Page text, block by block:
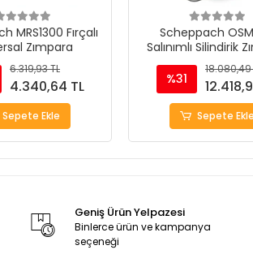
MRS1300 Fırçalı
Zımpara
6.319,93 TL
4.340,64 TL
Sepete Ekle
Scheppach
Salınımlı Silindirik
Makinası
%31
18.080,49
Sepete Ekle
Geniş Ürün Yelpazesi
Binlerce ürün ve kampanya
seçeneği